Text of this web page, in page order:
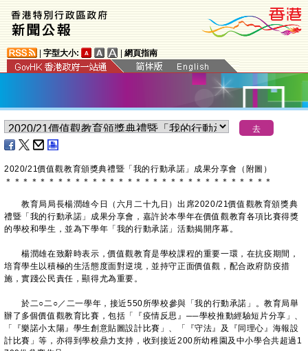
字型大小: 網頁指南
2020/21價值觀教育頒獎典禮暨「我的行動承諾」成果分享會（附圖）
＊ ＊ ＊ ＊ ＊ ＊ ＊ ＊ ＊ ＊ ＊ ＊ ＊ ＊ ＊ ＊ ＊ ＊ ＊ ＊ ＊ ＊ ＊ ＊ ＊ ＊ ＊ ＊ ＊ ＊ ＊
教育局局長楊潤雄今日（六月二十九日）出席2020/21價值觀教育頒獎典
禮暨「我的行動承諾」成果分享會，嘉許於本學年在價值觀教育各項比賽得獎
的學校和學生，並為下學年「我的行動承諾」活動揭開序幕。
楊潤雄在致辭時表示，價值觀教育是學校課程的重要一環，在抗疫期間，
培育學生以積極的生活態度面對逆境，並持守正面價值觀，配合政府防疫措
施，實踐公民責任，顯得尤為重要。
於二○二○／二一學年，接近550所學校參與「我的行動承諾」。教育局舉
辦了多個價值觀教育比賽，包括「『疫情反思』──學校推動經驗短片分享」、
「『樂諾小太陽』學生創意貼圖設計比賽」、「『守法』及『同理心』海報設
計比賽」等，亦得到學校鼎力支持，收到接近200所幼稚園及中小學合共超過1